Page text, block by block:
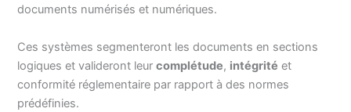
documents numérisés et numériques.
Ces systèmes segmenteront les documents en sections
logiques et valideront leurcomplétude, intégrité et
conformité réglementaire par rapport à des normes
prédéfinies.